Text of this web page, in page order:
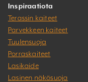
Inspiraatiota
Terassin kaiteet
Parvekkeen kaiteet
Tuulensuoja
Porraskaiteet
Lasikaide
Lasinen näkösuoja